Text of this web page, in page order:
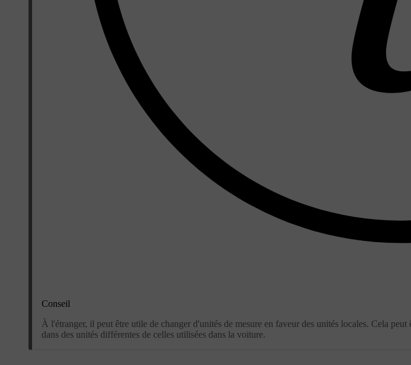
Conseil
À l'étranger, il peut être utile de changer d'unités de mesure en faveur des unités locales. Cela
dans des unités différentes de celles utilisées dans la voiture.